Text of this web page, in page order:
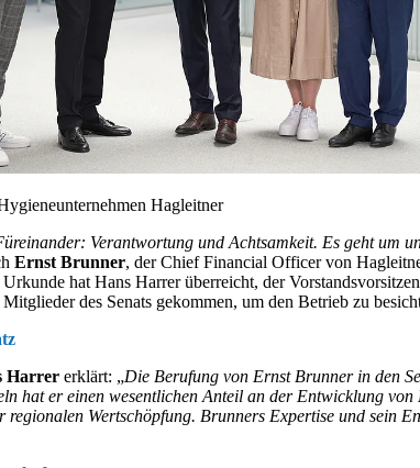
Hagleitner
Verantwortung und Achtsamkeit. Es geht um
Ernst Brunner, der Chief Financial Officer von
hat Hans Harrer überreicht, der
des Senats gekommen, um den Betrieb zu
Harrer erklärt: „Die Berufung von Ernst Brunner in den
hat er einen wesentlichen Anteil an der Entwicklung
regionalen Wertschöpfung. Brunners Expertise und sein